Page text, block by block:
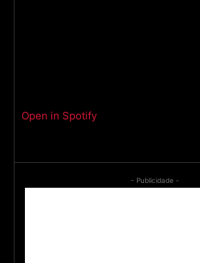
Open in Spotify
- Publicidade -